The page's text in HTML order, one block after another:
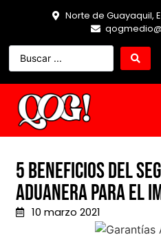
Norte de Guayaquil,
5 beneficios del
aduanera para el
10 marzo 2021